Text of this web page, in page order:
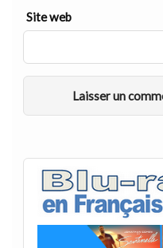
Site web